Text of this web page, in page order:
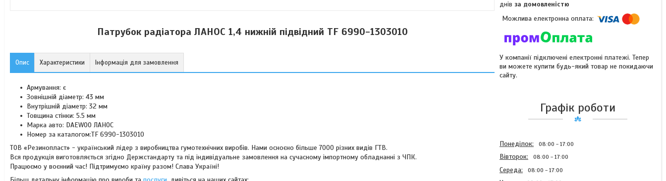
Патрубок радіатора ЛАНОС 1,4 нижній підвідний TF 6990-1303010
Опис Характеристики Інформація для замовлення
Армування: є
Зовнішній діаметр: 43 мм
Внутрішній діаметр: 32 мм
Товщина стінки: 5.5 мм
Марка авто: DAEWOO ЛАНОС
Номер за каталогом:TF 6990-1303010
ТОВ «Резинопласт» - український лідер з виробництва гумотехнічних виробів. Нами осноєно більше 7000 різних видів ГТВ.
Вся продукція виготовляється згідно Держстандарту та під індивідуальне замовлення на сучасному імпортному обладнанні з ЧПК.
Працюємо у воєнний час! Підтримуємо країну разом! Слава Україні!
днів за домовленістю
У компанії підключені електронні платежі. Тепер
ви можете купити будь-який товар не покидаючи
сайту.
Графік роботи
Понеділок 08:00 17:00
Вівторок 08:00 17:00
Середа 08:00 17:00